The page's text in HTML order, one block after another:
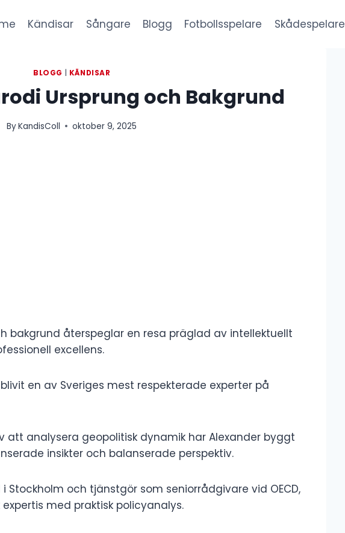
Kändisar Sångare Blogg Fotbollsspelare Skådespelare
BLOGG KÄNDISAR
Ursprung och Bakgrund
ByKandisColl oktober 9, 2025
bakgrund återspeglar en resa präglad av intellektuellt
excellens.
en av Sveriges mest respekterade experter på
att analysera geopolitisk dynamik har Alexander byggt
insikter och balanserade perspektiv.
Stockholm och tjänstgör som seniorrådgivare vid OECD,
med praktisk policyanalys.